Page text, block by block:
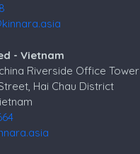
- Vietnam
Riverside Office Tower
Hai Chau District